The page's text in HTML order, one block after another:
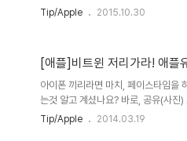
맥을 쓰시는 분들이 꾸미기(?)를 좋아
사이즈는 얼마든지 변경하셔도 됩니
Rectangle Tool)을 선택하여 빈 여
Tip/Apple 2015.10.30
[애플]비트윈 저리가라! 애플
아이폰 끼리라면 마치, 페이스타임을
는것 알고 계셨나요? 바로, 공유(사진
등의 애플 유저들끼리 사진첩을 공유
Tip/Apple 2014.03.19